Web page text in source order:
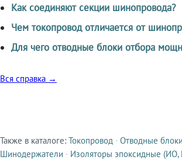
Как соединяют секции шинопровода?
Чем токопровод отличается от
Для чего отводные блоки отбора
Вся справка →
Смежные продукты
Также в каталоге: Токопровод · Отводные
Шинодержатели · Изоляторы эпоксидные